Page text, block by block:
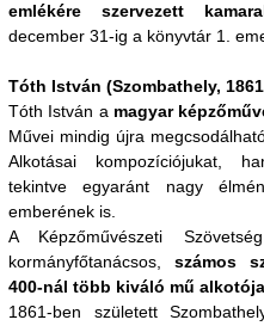
emlékére szervezett
december 31-ig a könyvtár 1.
Tóth István (Szombathely,
Tóth István a magyar
Művei mindig újra
Alkotásai kompozíciójukat,
tekintve egyaránt nagy
emberének is.
A Képzőművészeti
kormányfőtanácsos, számos
400-nál több kiváló mű
1861-ben született